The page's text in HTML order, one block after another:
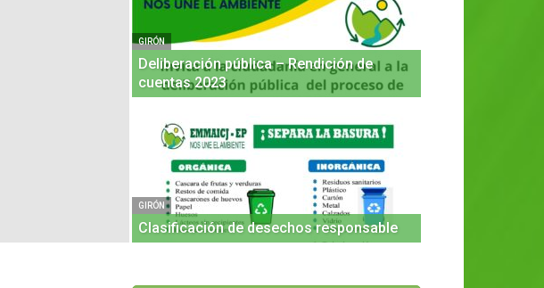
GIRÓN
Deliberación pública – Rendición de
cuentas 2023
GIRÓN
Clasificación de desechos responsable